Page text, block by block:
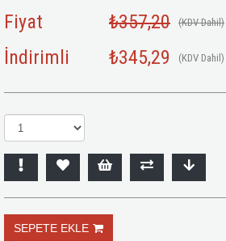
Fiyat ₺357,20 (KDV Dahil)
İndirimli ₺345,29 (KDV Dahil)